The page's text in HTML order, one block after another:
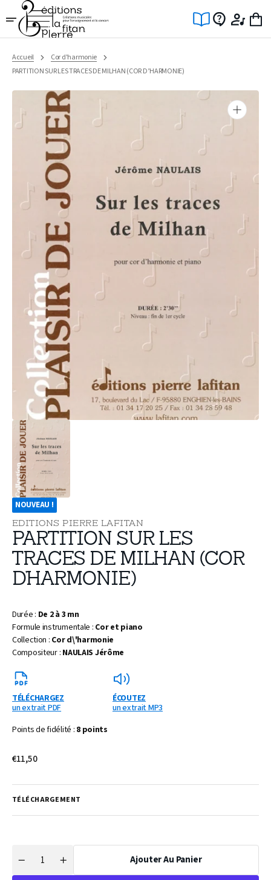
Ignorer
et
passer
au
Accueil
Cor d'harmonie
PARTITION SUR LES TRACES DE MILHAN (COR D’HARMONIE)
Ouvrir
des
supports
dans
la
galerie
NOUVEAU !
EDITIONS PIERRE LAFITAN
PARTITION SUR LES
TRACES DE MILHAN (COR
D’HARMONIE)
Durée : De 2 à 3 mn
Formule instrumentale : Cor et piano
Collection : Cor d\'harmonie
Compositeur : NAULAIS Jérôme
TÉLÉCHARGEZ
un extrait PDF
ÉCOUTEZ
un extrait MP3
Points de fidélité : 8 points
Prix
€11,50
TÉLÉCHARGEMENT
Réduire
Quantité
Augmenter
Ajouter Au Panier